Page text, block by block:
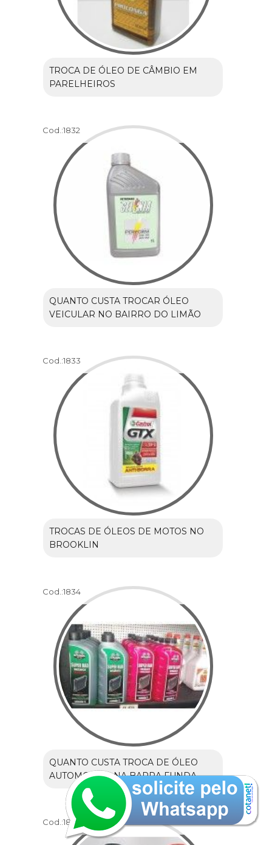
TROCA DE ÓLEO DE CÂMBIO EM
PARELHEIROS
Cod.:1832
QUANTO CUSTA TROCAR ÓLEO
VEICULAR NO BAIRRO DO LIMÃO
Cod.:1833
TROCAS DE ÓLEOS DE MOTOS NO
BROOKLIN
Cod.:1834
QUANTO CUSTA TROCA DE ÓLEO
AUTOMOTIVO NA BARRA FUNDA
Cod.:1835